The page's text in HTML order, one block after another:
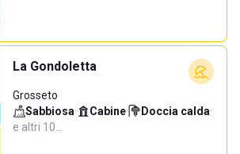
La Gondoletta
Grosseto
Sabbiosa· Cabine· Doccia calda·
e altri 10…